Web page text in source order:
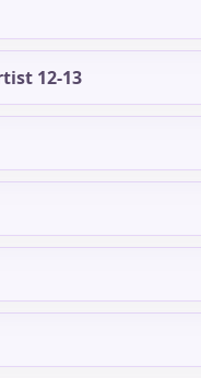
12-13